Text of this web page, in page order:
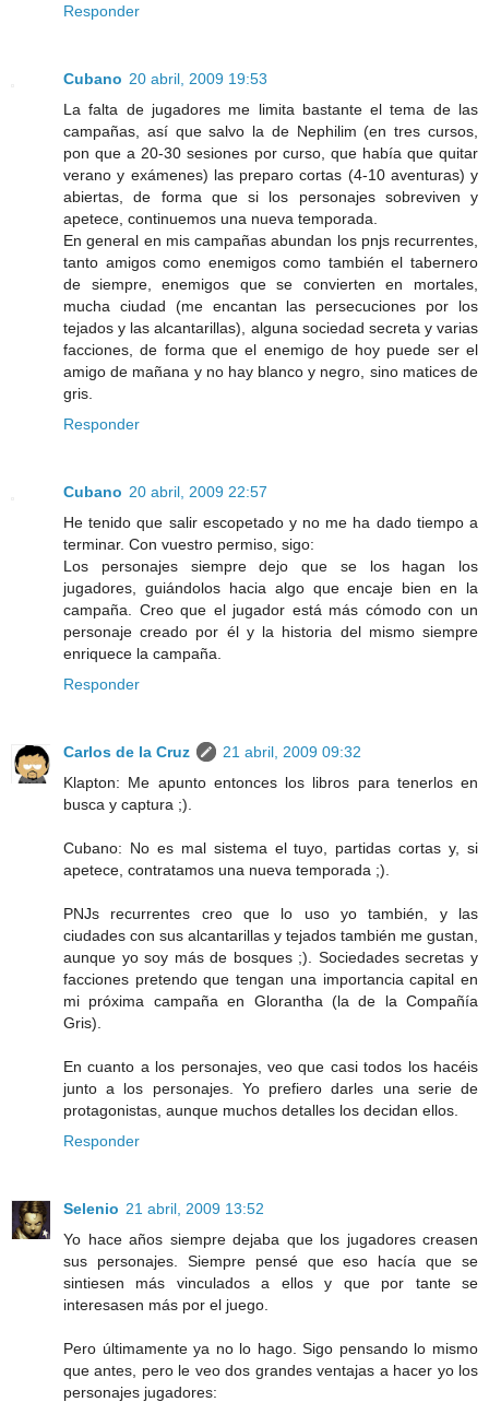
Responder
Cubano 20 abril, 2009 19:53
La falta de jugadores me limita bastante el tema de las
campañas, así que salvo la de Nephilim (en tres cursos,
pon que a 20-30 sesiones por curso, que había que quitar
verano y exámenes) las preparo cortas (4-10 aventuras) y
abiertas, de forma que si los personajes sobreviven y
apetece, continuemos una nueva temporada.
En general en mis campañas abundan los pnjs recurrentes,
tanto amigos como enemigos como también el tabernero
de siempre, enemigos que se convierten en mortales,
mucha ciudad (me encantan las persecuciones por los
tejados y las alcantarillas), alguna sociedad secreta y varias
facciones, de forma que el enemigo de hoy puede ser el
amigo de mañana y no hay blanco y negro, sino matices de
gris.
Responder
Cubano 20 abril, 2009 22:57
He tenido que salir escopetado y no me ha dado tiempo a
terminar. Con vuestro permiso, sigo:
Los personajes siempre dejo que se los hagan los
jugadores, guiándolos hacia algo que encaje bien en la
campaña. Creo que el jugador está más cómodo con un
personaje creado por él y la historia del mismo siempre
enriquece la campaña.
Responder
Carlos de la Cruz
21 abril, 2009 09:32
Klapton: Me apunto entonces los libros para tenerlos en
busca y captura ;).
Cubano: No es mal sistema el tuyo, partidas cortas y, si
apetece, contratamos una nueva temporada ;).
PNJs recurrentes creo que lo uso yo también, y las
ciudades con sus alcantarillas y tejados también me gustan,
aunque yo soy más de bosques ;). Sociedades secretas y
facciones pretendo que tengan una importancia capital en
mi próxima campaña en Glorantha (la de la Compañía
Gris).
En cuanto a los personajes, veo que casi todos los hacéis
junto a los personajes. Yo prefiero darles una serie de
protagonistas, aunque muchos detalles los decidan ellos.
Responder
Selenio 21 abril, 2009 13:52
Yo hace años siempre dejaba que los jugadores creasen
sus personajes. Siempre pensé que eso hacía que se
sintiesen más vinculados a ellos y que por tante se
interesasen más por el juego.
Pero últimamente ya no lo hago. Sigo pensando lo mismo
que antes, pero le veo dos grandes ventajas a hacer yo los
personajes jugadores: